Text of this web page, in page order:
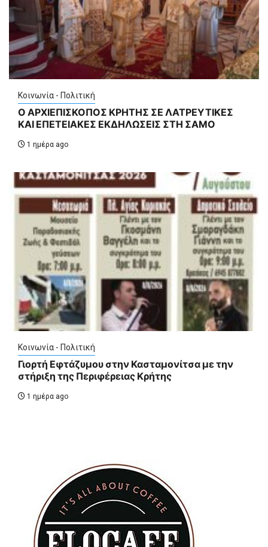
Κοινωνία - Πολιτική
Ο ΑΡΧΙΕΠΙΣΚΟΠΟΣ ΚΡΗΤΗΣ ΣΕ ΛΑΤΡΕΥΤΙΚΕΣ
ΚΑΙ ΕΠΕΤΕΙΑΚΕΣ ΕΚΔΗΛΩΣΕΙΣ ΣΤΗ ΣΑΜΟ
1 ημέρα ago
Κοινωνία - Πολιτική
Γιορτή Εφτάζυμου στην Κασταμονίτσα με την
στήριξη της Περιφέρειας Κρήτης
1 ημέρα ago